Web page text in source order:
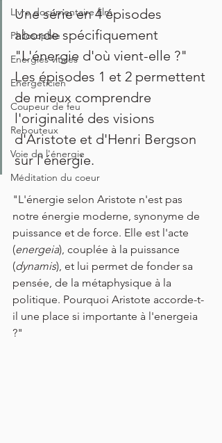
Livre documentaire film
Philosophie
Energies vitales
Energéticien
Coupeur de feu
Rebouteux
Voie de l'énergie
Méditation du coeur
Une série en 4 épisodes
aborde spécifiquement
"L'énergie d'où vient-elle ?"
Les épisodes 1 et 2 permettent
de mieux comprendre
l'originalité des visions
d'Aristote et d'Henri Bergson
sur l'énergie.
"L'énergie selon Aristote n'est pas
notre énergie moderne, synonyme de
puissance et de force. Elle est l'acte
(energeia), couplée à la puissance
(dynamis), et lui permet de fonder sa
pensée, de la métaphysique à la
politique. Pourquoi Aristote accorde-t-
il une place si importante à l'energeia
?"